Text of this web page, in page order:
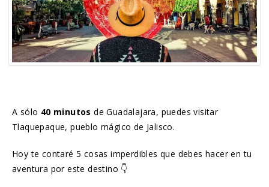
A sólo 40 minutos de Guadalajara, puedes visitar
Tlaquepaque, pueblo mágico de Jalisco.
Hoy te contaré 5 cosas imperdibles que debes hacer en tu
aventura por este destino 👇